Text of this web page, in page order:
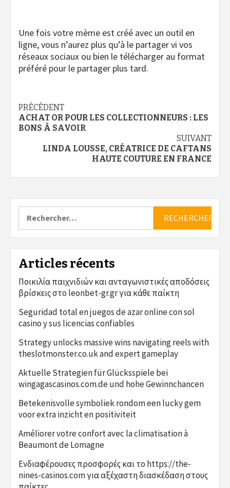
Une fois votre mème est créé avec un outil en
ligne, vous n’aurez plus qu’à le partager vi vos
réseaux sociaux ou bien le télécharger au format
préféré pour le partager plus tard.
Navigation
d’article
PRÉCÉDENT
ACHAT OR POUR LES COLLECTIONNEURS : LES
BONS À SAVOIR
SUIVANT
LINDA LOUSSE, CRÉATRICE DE CAFTANS
HAUTE COUTURE EN FRANCE
Articles récents
Ποικιλία παιχνιδιών και ανταγωνιστικές αποδόσεις
βρίσκεις στο leonbet-gr.gr για κάθε παίκτη
Seguridad total en juegos de azar online con sol
casino y sus licencias confiables
Strategy unlocks massive wins navigating reels with
theslotmonster.co.uk and expert gameplay
Aktuelle Strategien für Glücksspiele bei
wingagascasinos.com.de und hohe Gewinnchancen
Betekenisvolle symboliek rondom een lucky gem
voor extra inzicht en positiviteit
Améliorer votre confort avec la climatisation à
Beaumont de Lomagne
Ενδιαφέρουσες προσφορές και το https://the-
nines-casinos.com για αξέχαστη διασκέδαση στους